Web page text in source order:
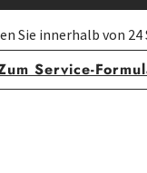
Sie innerhalb von
Service-